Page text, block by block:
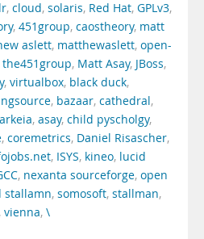
, cloud, solaris, Red Hat, GPLv3,
, 451group, caostheory, matt
aslett, matthewaslett, open-
the451group, Matt Asay, JBoss,
, virtualbox, black duck,
, bazaar, cathedral,
arkeia, asay, child pyscholgy,
, coremetrics, Daniel Risascher,
, ISYS, kineo, lucid
, nexanta sourceforge, open
stallamn, somosoft, stallman,
vienna, \